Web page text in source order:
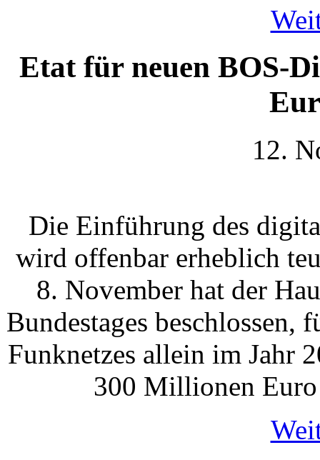
Etat für neuen BOS-
12.
Die Einführung des
wird offenbar erheblich
8. November hat der
Bundestages beschlossen,
Funknetzes allein im Jahr
300 Millionen